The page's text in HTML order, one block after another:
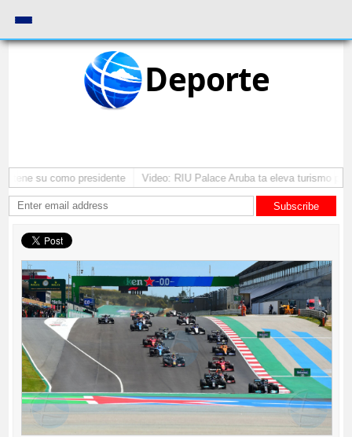
Deporte
su como presidente Video: RIU Palace Aruba ta eleva turismo
Subscribe